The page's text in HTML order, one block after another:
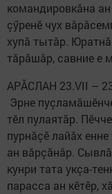
командировкăна
çӳренӗ чух
хупă тытăр.
тăрăшăр, савние е
АРĂСЛАН 23.VII –
Эрне
тӗл пулаятăр.
пурнăçӗ лайăх
ан вăрçăнăр.
кунри тата укçа-
парасса ан кӗтӗр,